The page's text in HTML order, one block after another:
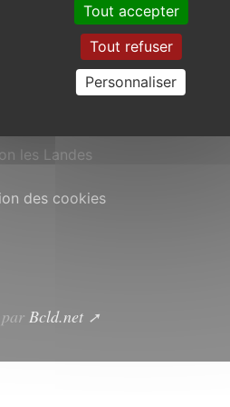
Haut de page
les Landes
des cookies
Bcld.net
Tout accepter
Tout refuser
Personnaliser